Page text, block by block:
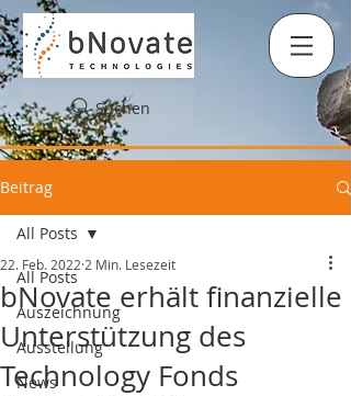
Suchen
Beitrag
All Posts
Auszeichnung
Ausstellung
News
All Posts
bNovate erhält finanzielle
Unterstützung des
Technology Fonds
22. Feb. 2022 2 Min. Lesezeit